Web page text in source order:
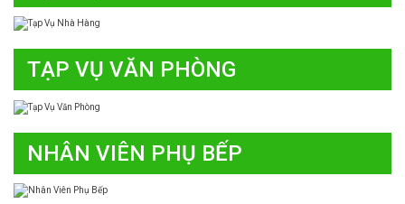
TẠP VỤ VĂN PHÒNG
NHÂN VIÊN PHỤ BẾP